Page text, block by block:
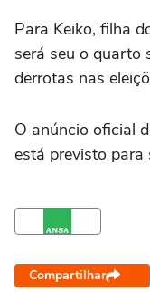
Para Keiko, filha
será seu o quarto
derrotas nas
O anúncio oficial
está previsto para
Compartilhar